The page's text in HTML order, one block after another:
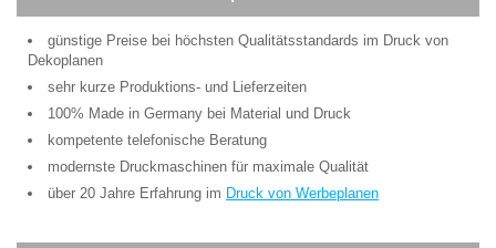
günstige Preise bei höchsten Qualitätsstandards im Druck von
Dekoplanen
sehr kurze Produktions- und Lieferzeiten
100% Made in Germany bei Material und Druck
kompetente telefonische Beratung
modernste Druckmaschinen für maximale Qualität
über 20 Jahre Erfahrung im Druck von Werbeplanen